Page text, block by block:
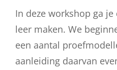
In deze workshop ga
leer maken. We
een aantal
aanleiding daarvan